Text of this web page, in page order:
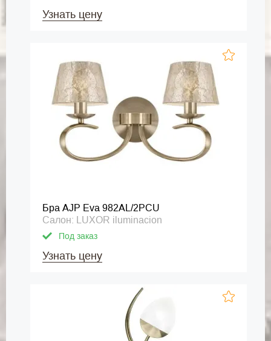
Узнать цену
Бра AJP Eva 982AL/2PCU
Салон: LUXOR iluminacion
Под заказ
Узнать цену